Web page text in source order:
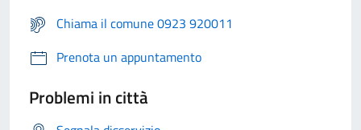
Chiama il comune 0923 920011
Prenota un appuntamento
Problemi in città